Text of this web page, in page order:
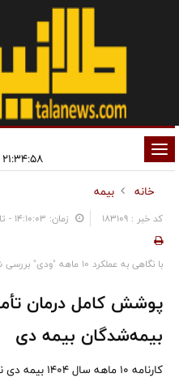
تغییر
وضعیت
ناوبری
۲۱:۳۴:۵۸ ۱۴۰۵/۰۵/۱۷
خانه
بیمه
کد خبر : 183109 زمان: ۱۴:۱۰:۰۳ - تاریخ: ۱۴۰۴/۱۱/۲۹
با نگاهی به عملکرد ۱۰ ماهه "ودی" بررسی شد
پوشش کامل درمان
بیمه‌شدگان بیمه دی
کارنامه ۱۰